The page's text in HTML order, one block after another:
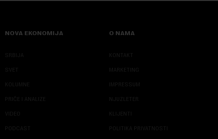
NOVA EKONOMIJA
SRBIJA
SVET
KOLUMNE
PRIČE I ANALIZE
VIDEO
PODCAST
O NAMA
KONTAKT
MARKETING
IMPRESSUM
NJUZLETER
KLIJENTI
POLITIKA PRIVATNOSTI